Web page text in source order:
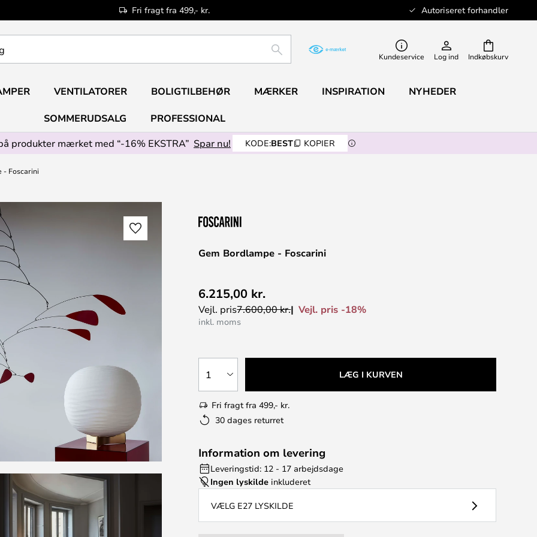
Fri fragt fra 499,- kr. Autoriseret forhandler
Indkøbskurv
SØG Kundeservice Log ind
VENTILATORER BOLIGTILBEHØR MÆRKER INSPIRATION NYHEDER
SOMMERUDSALG
PROFESSIONAL
produkter mærket med “-16% EKSTRA” Spar nu! KODE:BEST KOPIER
- Foscarini
Gem Bordlampe - Foscarini
6.215,00 kr.
Vejl. pris7.600,00 kr. Vejl. pris -18%
inkl. moms
1 LÆG I KURVEN
Fri fragt fra 499,- kr.
30 dages returret
Information om levering
Leveringstid: 12 - 17 arbejdsdage
Ingen lyskilde inkluderet
VÆLG E27 LYSKILDE